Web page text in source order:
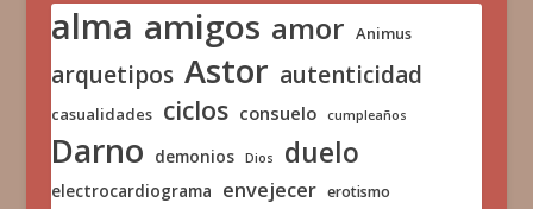
alma amigos amor Animus
arquetipos Astor autenticidad
casualidades ciclos consuelo cumpleaños
Darno demonios Dios duelo
electrocardiograma envejecer erotismo